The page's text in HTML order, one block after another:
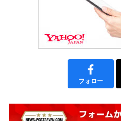
フォロー